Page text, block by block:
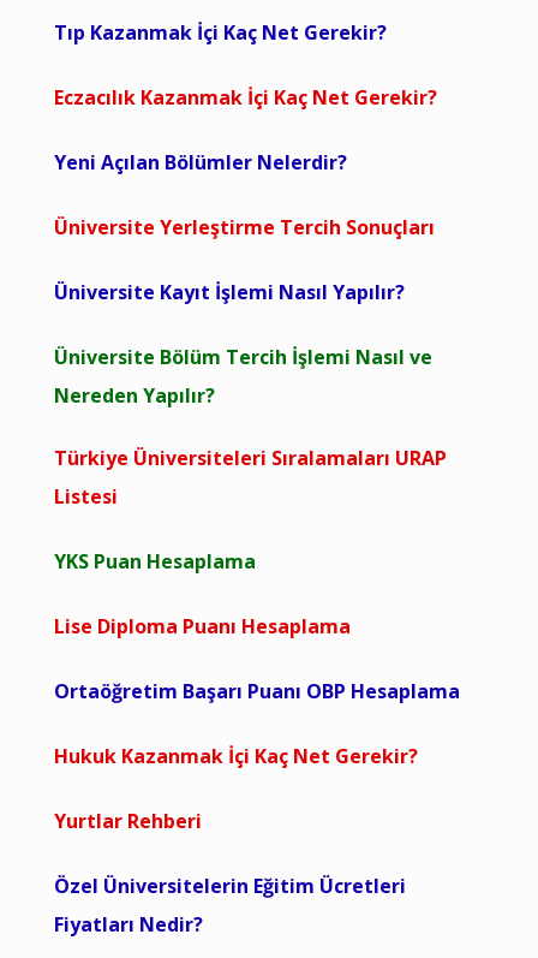
Tıp Kazanmak İçi Kaç Net Gerekir?
Eczacılık Kazanmak İçi Kaç Net Gerekir?
Yeni Açılan Bölümler Nelerdir?
Üniversite Yerleştirme Tercih Sonuçları
Üniversite Kayıt İşlemi Nasıl Yapılır?
Üniversite Bölüm Tercih İşlemi Nasıl ve
Nereden Yapılır?
Türkiye Üniversiteleri Sıralamaları URAP
Listesi
YKS Puan Hesaplama
Lise Diploma Puanı Hesaplama
Ortaöğretim Başarı Puanı OBP Hesaplama
Hukuk Kazanmak İçi Kaç Net Gerekir?
Yurtlar Rehberi
Özel Üniversitelerin Eğitim Ücretleri
Fiyatları Nedir?